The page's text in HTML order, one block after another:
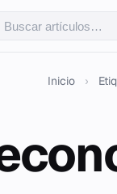
Inicio ›